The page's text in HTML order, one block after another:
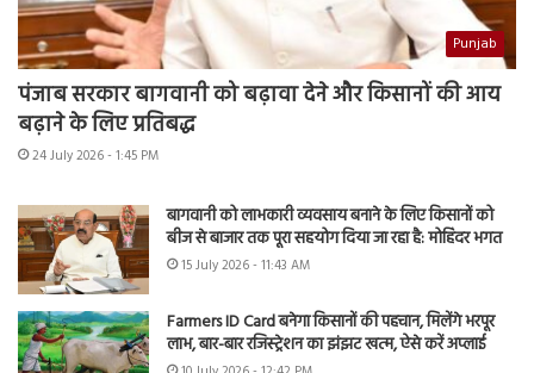
Punjab
पंजाब सरकार बागवानी को बढ़ावा देने और किसानों की आय
बढ़ाने के लिए प्रतिबद्ध
24 July 2026 - 1:45 PM
बागवानी को लाभकारी व्यवसाय बनाने के लिए किसानों को
बीज से बाजार तक पूरा सहयोग दिया जा रहा है: मोहिंदर भगत
15 July 2026 - 11:43 AM
Farmers ID Card बनेगा किसानों की पहचान, मिलेंगे भरपूर
लाभ, बार-बार रजिस्ट्रेशन का झंझट खत्म, ऐसे करें अप्लाई